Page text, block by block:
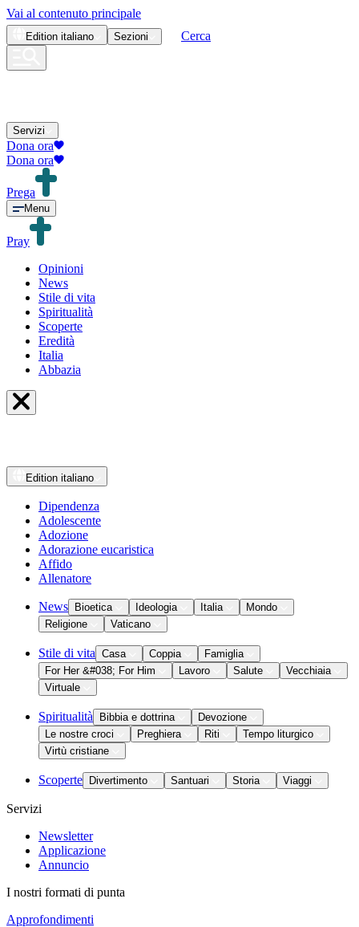
Vai al contenuto principale
Edition italiano Sezioni Cerca
Servizi
Dona ora
Dona ora
Prega
Menu
Pray
Opinioni
News
Stile di vita
Spiritualità
Scoperte
Eredità
Italia
Abbazia
Edition italiano
Dipendenza
Adolescente
Adozione
Adorazione eucaristica
Affido
Allenatore
News Bioetica Ideologia Italia
Mondo
Religione
Vaticano
Stile di vita Casa Coppia
Famiglia
For Her &#038; For Him
Lavoro Salute
Vecchiaia
Virtuale
Spiritualità Bibbia e dottrina
Devozione
Le nostre croci
Preghiera Riti
Tempo liturgico
Virtù cristiane
Scoperte Divertimento Santuari Storia Viaggi
Servizi
Newsletter
Applicazione
Annuncio
I nostri formati di punta
Approfondimenti